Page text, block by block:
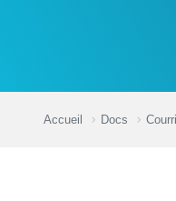
Accueil Docs